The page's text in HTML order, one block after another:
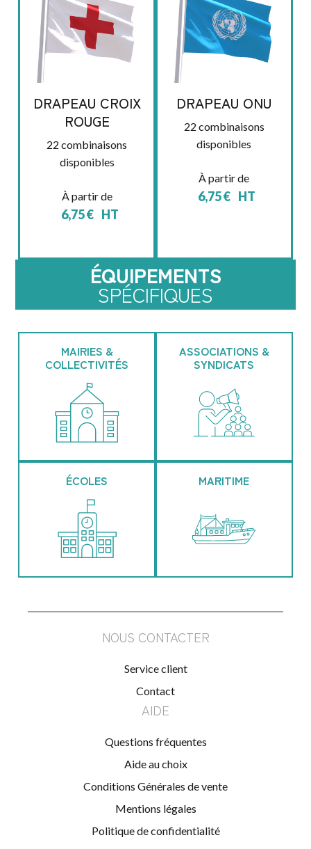
DRAPEAU CROIX
ROUGE
22 combinaisons
disponibles
À partir de
6,75€ HT
DRAPEAU ONU
22 combinaisons
disponibles
À partir de
6,75€ HT
ÉQUIPEMENTS
SPÉCIFIQUES
MAIRIES &
COLLECTIVITÉS
ASSOCIATIONS &
SYNDICATS
ÉCOLES MARITIME
NOUS CONTACTER
Service client
Contact
AIDE
Questions fréquentes
Aide au choix
Conditions Générales de vente
Mentions légales
Politique de confidentialité